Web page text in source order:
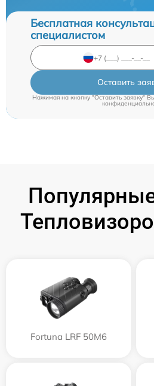
Бесплатная
специалистом
Оставить
Нажимая на кнопку "Оставить заявку"
Fortuna LRF 50M6